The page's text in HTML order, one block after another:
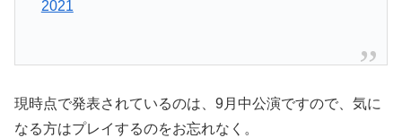
2021
現時点で発表されているのは、9月中公演ですので、気に
なる方はプレイするのをお忘れなく。